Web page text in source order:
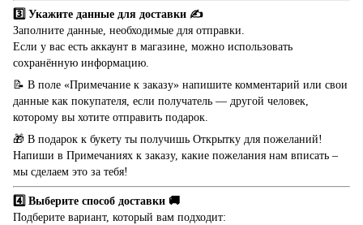
3️⃣ Укажите данные для доставки ✍️
Заполните данные, необходимые для отправки.
Если у вас есть аккаунт в магазине, можно использовать
сохранённую информацию.
📝 В поле «Примечание к заказу» напишите комментарий или свои
данные как покупателя, если получатель — другой человек,
которому вы хотите отправить подарок.
🎁 В подарок к букету ты получишь Открытку для пожеланий!
Напиши в Примечаниях к заказу, какие пожелания нам вписать –
мы сделаем это за тебя!
4️⃣ Выберите способ доставки 🚚
Подберите вариант, который вам подходит: